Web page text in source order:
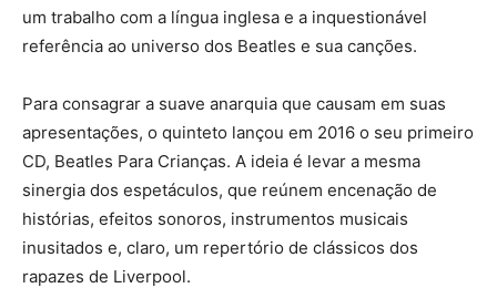
um trabalho com a língua inglesa e a inquestionável
referência ao universo dos Beatles e sua canções.
Para consagrar a suave anarquia que causam em suas
apresentações, o quinteto lançou em 2016 o seu primeiro
CD, Beatles Para Crianças. A ideia é levar a mesma
sinergia dos espetáculos, que reúnem encenação de
histórias, efeitos sonoros, instrumentos musicais
inusitados e, claro, um repertório de clássicos dos
rapazes de Liverpool.